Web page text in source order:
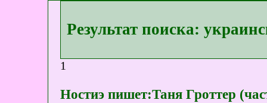
Результат поиска:
1
Ностиэ пишет:Таня Гроттер